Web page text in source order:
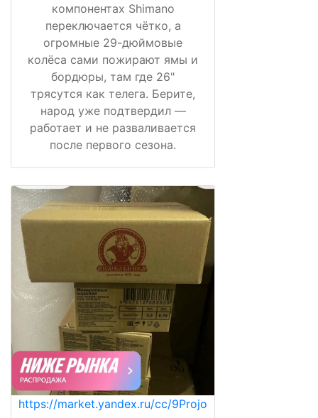
компонентах Shimano
переключается чётко, а
огромные 29-дюймовые
колёса сами пожирают ямы и
бордюры, там где 26"
трясутся как телега. Берите,
народ уже подтвердил —
работает и не разваливается
после первого сезона.
https://market.yandex.ru/cc/9Projo